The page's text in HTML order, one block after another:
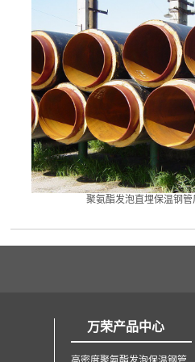
聚氨酯发泡直埋保温钢管
万荣产品中心